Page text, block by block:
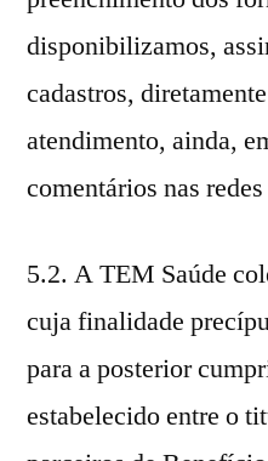
disponibilizamos,
cadastros,
atendimento, ainda,
comentários nas
5.2. A TEM Saúde
cuja finalidade
para a posterior
estabelecido entre o